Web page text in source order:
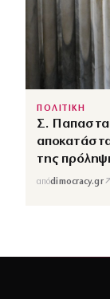
ΠΟΛΙΤΙΚΗ
Σ.
της
απόdimocracy.gr↗